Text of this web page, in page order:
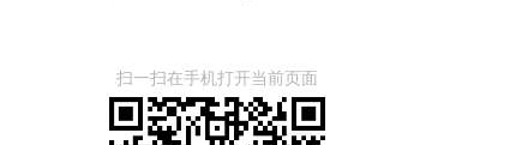
扫一扫在手机打开当前页面